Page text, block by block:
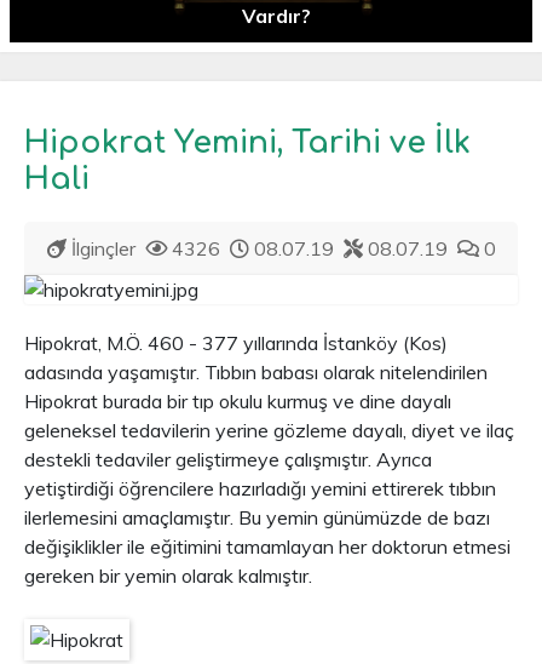
Vardır?
Hipokrat Yemini, Tarihi ve İlk
Hali
İlginçler 4326 08.07.19 08.07.19 0
Hipokrat, M.Ö. 460 - 377 yıllarında İstanköy (Kos)
adasında yaşamıştır. Tıbbın babası olarak nitelendirilen
Hipokrat burada bir tıp okulu kurmuş ve dine dayalı
geleneksel tedavilerin yerine gözleme dayalı, diyet ve ilaç
destekli tedaviler geliştirmeye çalışmıştır. Ayrıca
yetiştirdiği öğrencilere hazırladığı yemini ettirerek tıbbın
ilerlemesini amaçlamıştır. Bu yemin günümüzde de bazı
değişiklikler ile eğitimini tamamlayan her doktorun etmesi
gereken bir yemin olarak kalmıştır.